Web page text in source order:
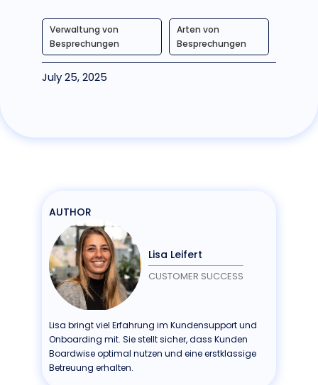
Verwaltung von
Besprechungen
Arten von
Besprechungen
July 25, 2025
AUTHOR
Lisa Leifert
CUSTOMER SUCCESS
Lisa bringt viel Erfahrung im Kundensupport und
Onboarding mit. Sie stellt sicher, dass Kunden
Boardwise optimal nutzen und eine erstklassige
Betreuung erhalten.